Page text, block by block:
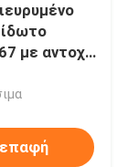
με αντοχή
επαφή